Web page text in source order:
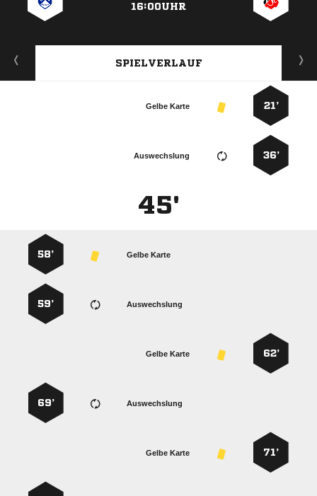
16:00UHR
SPIELVERLAUF
21’
Gelbe Karte
36’
Auswechslung
45'
Gelbe Karte
58’
Auswechslung
59’
62’
Gelbe Karte
Auswechslung
69’
71’
Gelbe Karte